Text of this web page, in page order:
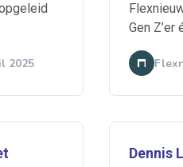
2025
Gen Z’er
Dennis
Ingezonden Bureau